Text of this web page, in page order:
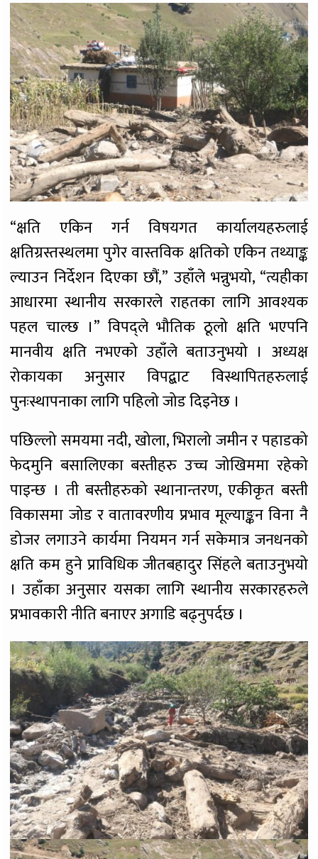
“क्षति एकिन गर्न विषयगत कार्यालयहरुलाई
क्षतिग्रस्तस्थलमा पुगेर वास्तविक क्षतिको एकिन तथ्याङ्क
ल्याउन निर्देशन दिएका छौं,” उहाँले भन्नुभयो, “त्यहीका
आधारमा स्थानीय सरकारले राहतका लागि आवश्यक
पहल चाल्छ ।” विपद्ले भौतिक ठूलो क्षति भएपनि
मानवीय क्षति नभएको उहाँले बताउनुभयो । अध्यक्ष
रोकायका अनुसार विपद्बाट विस्थापितहरुलाई
पुनःस्थापनाका लागि पहिलो जोड दिइनेछ ।
पछिल्लो समयमा नदी, खोला, भिरालो जमीन र पहाडको
फेदमुनि बसालिएका बस्तीहरु उच्च जोखिममा रहेको
पाइन्छ । ती बस्तीहरुको स्थानान्तरण, एकीकृत बस्ती
विकासमा जोड र वातावरणीय प्रभाव मूल्याङ्कन विना नै
डोजर लगाउने कार्यमा नियमन गर्न सकेमात्र जनधनको
क्षति कम हुने प्राविधिक जीतबहादुर सिंहले बताउनुभयो
। उहाँका अनुसार यसका लागि स्थानीय सरकारहरुले
प्रभावकारी नीति बनाएर अगाडि बढ्नुपर्दछ ।